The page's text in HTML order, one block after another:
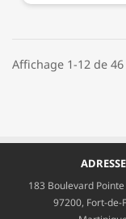
Affichage 1-12 de
ADRESSE
183 Boulevard
97200, Fort-de-